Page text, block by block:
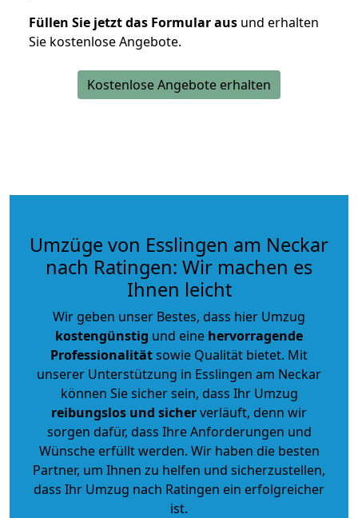
Füllen Sie jetzt das Formular aus und erhalten
Sie kostenlose Angebote.
Kostenlose Angebote erhalten
Umzüge von Esslingen am Neckar
nach Ratingen: Wir machen es
Ihnen leicht
Wir geben unser Bestes, dass hier Umzug
kostengünstig und eine hervorragende
Professionalitätsowie Qualität bietet. Mit
unserer Unterstützung in Esslingen am Neckar
können Sie sicher sein, dass Ihr Umzug
reibungslos und sicherverläuft, denn wir
sorgen dafür, dass Ihre Anforderungen und
Wünsche erfüllt werden. Wir haben die besten
Partner, um Ihnen zu helfen und sicherzustellen,
dass Ihr Umzug nach Ratingen ein erfolgreicher
ist.